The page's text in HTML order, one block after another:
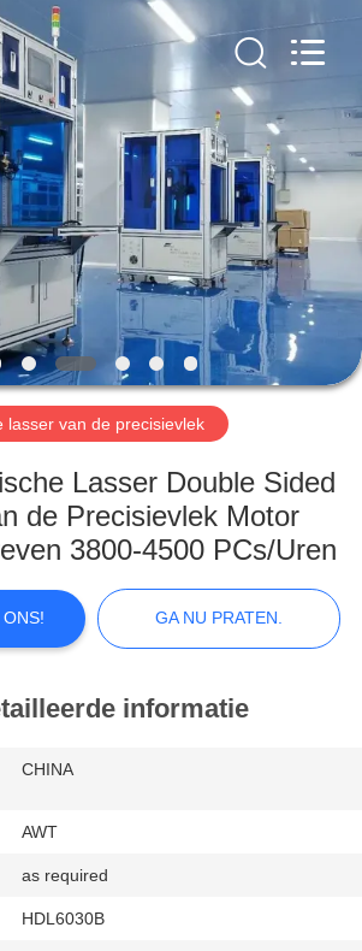
lasser van de precisievlek
Lasser Double Sided
de Precisievlek Motor
3800-4500 PCs/Uren
GA NU PRATEN.
informatie
CHINA
AWT
as required
HDL6030B